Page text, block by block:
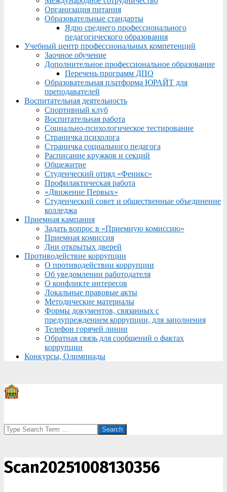
Организация питания
Образовательные стандарты
Ядро среднего профессионального
педагогического образования
Учебный центр профессиональных компетенций
Заочное обучение
Дополнительное профессиональное образование
Перечень программ ДПО
Образовательная платформа ЮРАЙТ для
преподавателей
Воспитательная деятельность
Спортивный клуб
Воспитательная работа
Социально-психологическое тестирование
Страничка психолога
Страничка социального педагога
Расписание кружков и секций
Общежитие
Студенческий отряд «Феникс»
Профилактическая работа
«Движение Первых»
Студенческий совет и общественные объединение
колледжа
Приемная кампания
Задать вопрос в «Приемную комиссию»
Приемная комиссия
Дни открытых дверей
Противодействие коррупции
О противодействии коррупции
Об уведомлении работодателя
О конфликте интересов
Локальные правовые акты
Методические материалы
Формы документов, связанных с
предупреждением коррупции, для заполнения
Телефон горячей линии
Обратная связь для сообщений о фактах
коррупции
Конкурсы, Олимпиады
Search
Scan20251008130356